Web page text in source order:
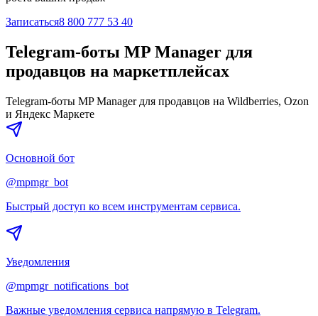
Записаться8 800 777 53 40
Telegram-боты MP Manager для
продавцов на маркетплейсах
Telegram-боты MP Manager для продавцов на Wildberries, Ozon
и Яндекс Маркете
Основной бот
@mpmgr_bot
Быстрый доступ ко всем инструментам сервиса.
Уведомления
@mpmgr_notifications_bot
Важные уведомления сервиса напрямую в Telegram.